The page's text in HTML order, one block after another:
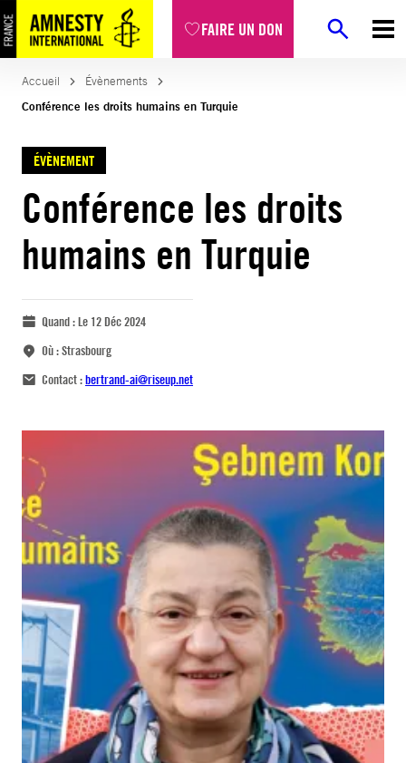
FAIRE UN DON
Accueil
Évènements
Conférence les droits humains en Turquie
ÉVÈNEMENT
Conférence les droits
humains en Turquie
Quand :Le 12 Déc 2024
Où :Strasbourg
Contact :bertrand-ai@riseup.net